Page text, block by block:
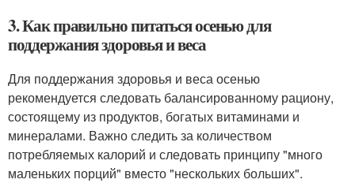
3. Как правильно питаться осенью для
поддержания здоровья и веса
Для поддержания здоровья и веса осенью
рекомендуется следовать балансированному рациону,
состоящему из продуктов, богатых витаминами и
минералами. Важно следить за количеством
потребляемых калорий и следовать принципу "много
маленьких порций" вместо "нескольких больших".